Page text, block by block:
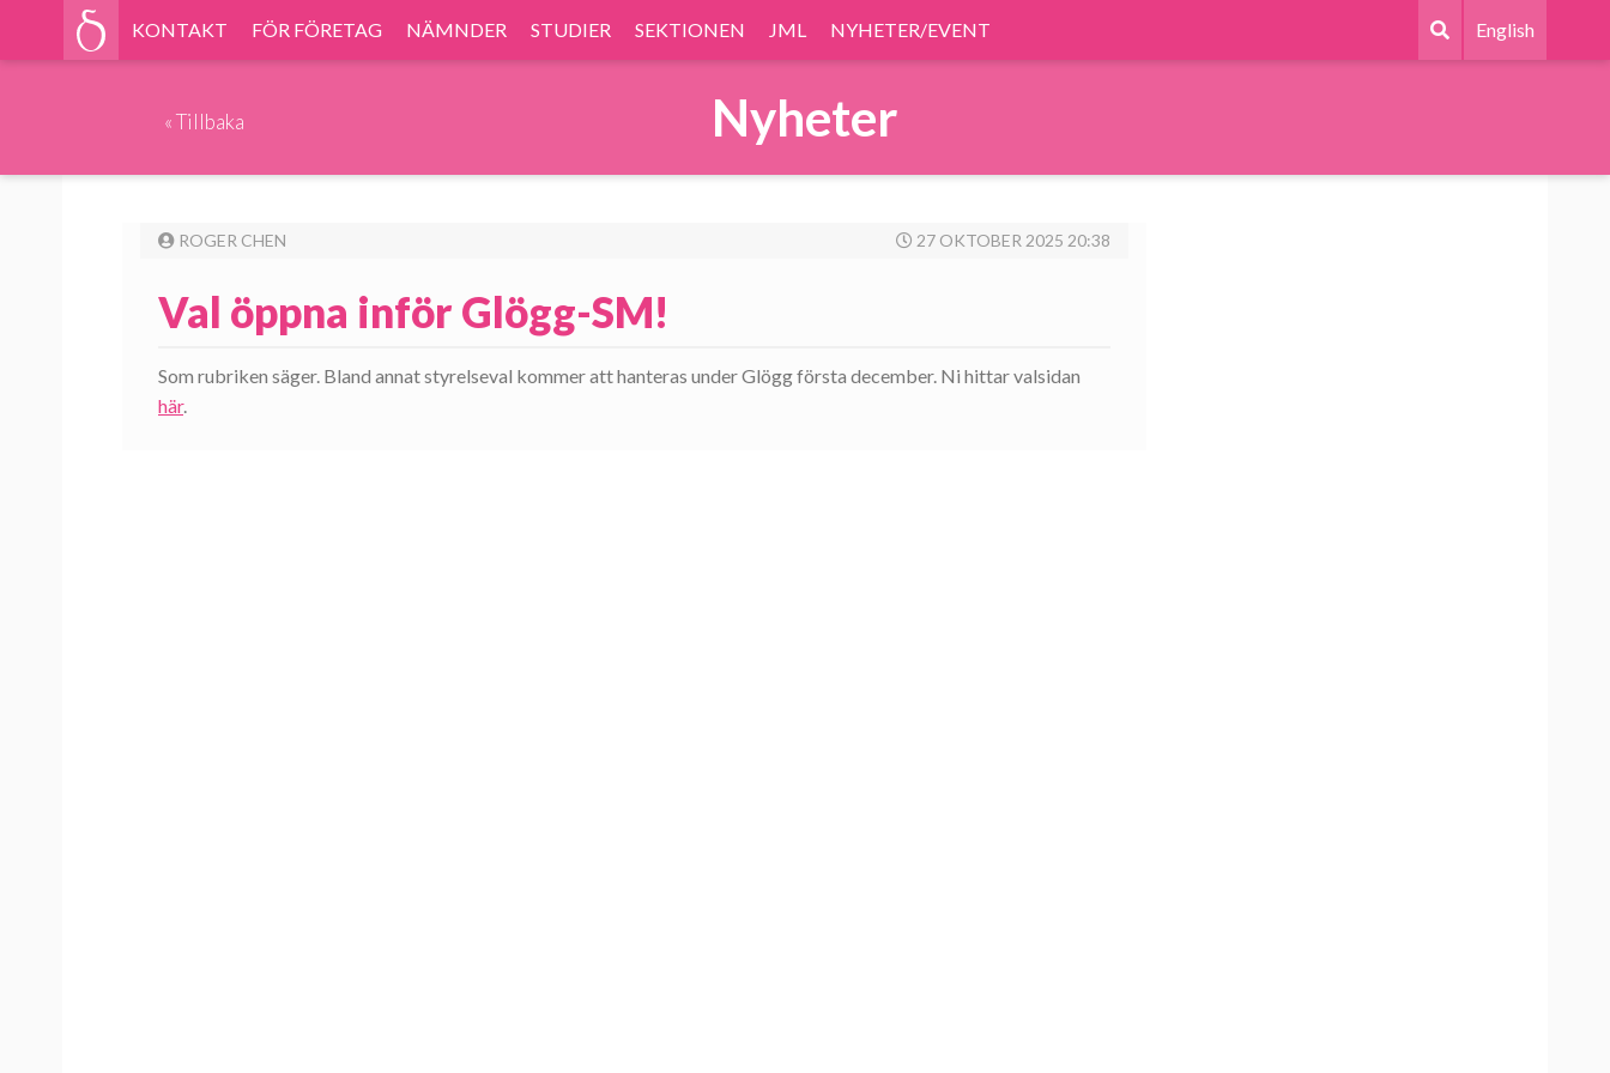
KONTAKT FÖR FÖRETAG NÄMNDER STUDIER SEKTIONEN JML NYHETER/EVENT English
«Tillbaka Nyheter
ROGER CHEN 27 OKTOBER 2025 20:38
Val öppna inför Glögg-SM!
Som rubriken säger. Bland annat styrelseval kommer att hanteras under Glögg första december. Ni hittar valsidan
här.